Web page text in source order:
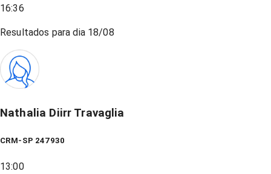
16:36
Resultados para dia 18/08
Nathalia Diirr Travaglia
CRM-SP 247930
13:00